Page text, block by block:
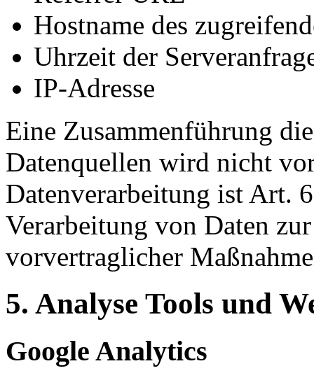
Hostname des
Uhrzeit der
IP-Adresse
Eine Zusammenführung
Datenquellen wird nicht
Datenverarbeitung ist Art.
Verarbeitung von Daten
vorvertraglicher
5. Analyse Tools und
Google Analytics